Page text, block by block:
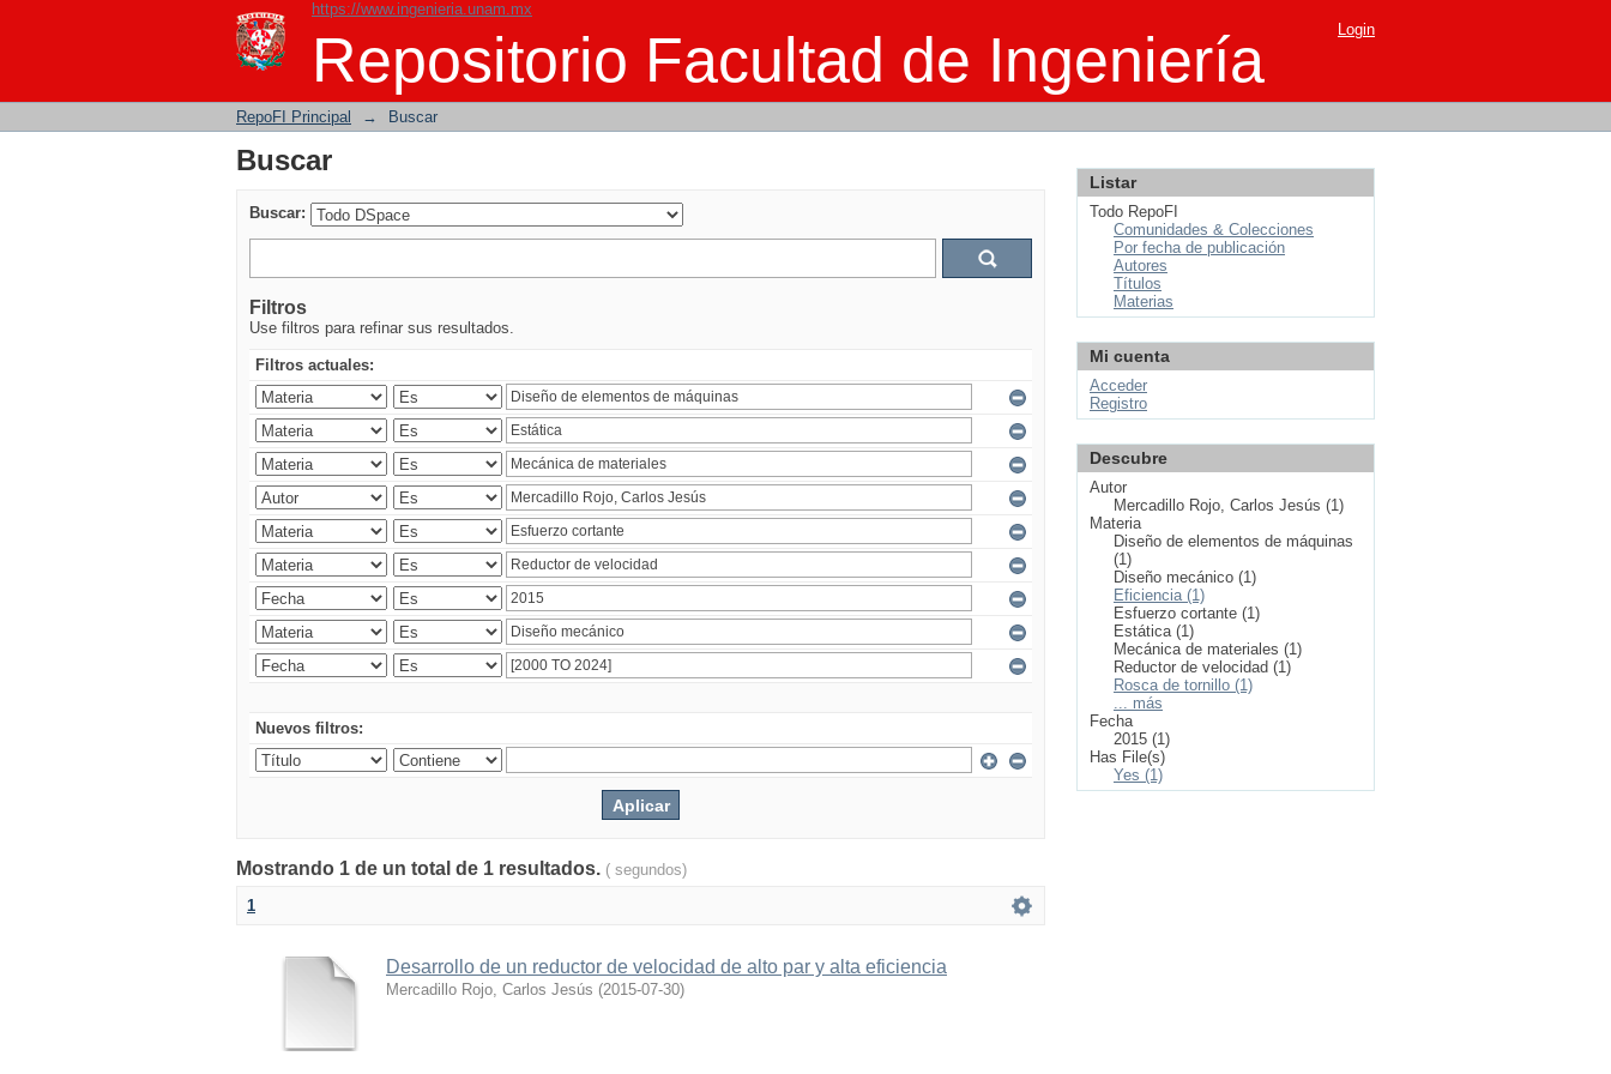
https://www.ingenieria.unam.mx
Repositorio Facultad de Ingeniería
Buscar Login
RepoFI Principal → Buscar
Buscar
Buscar:
Filtros
Use filtros para refinar sus resultados.
Filtros actuales:
Nuevos filtros:
Mostrando 1 de un total de 1 resultados. ( segundos)
1
Desarrollo de un reductor de velocidad de alto par y alta eficiencia
Mercadillo Rojo, Carlos Jesús (2015-07-30)
Listar
Todo RepoFI
Comunidades & Colecciones
Por fecha de publicación
Autores
Títulos
Materias
Mi cuenta
Acceder
Registro
Descubre
Autor
Mercadillo Rojo, Carlos Jesús (1)
Materia
Diseño de elementos de máquinas
(1)
Diseño mecánico (1)
Eficiencia (1)
Esfuerzo cortante (1)
Estática (1)
Mecánica de materiales (1)
Reductor de velocidad (1)
Rosca de tornillo (1)
... más
Fecha
2015 (1)
Has File(s)
Yes (1)